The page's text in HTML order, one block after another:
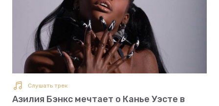
Слушать трек
Азилия Бэнкс мечтает о Канье Уэсте в